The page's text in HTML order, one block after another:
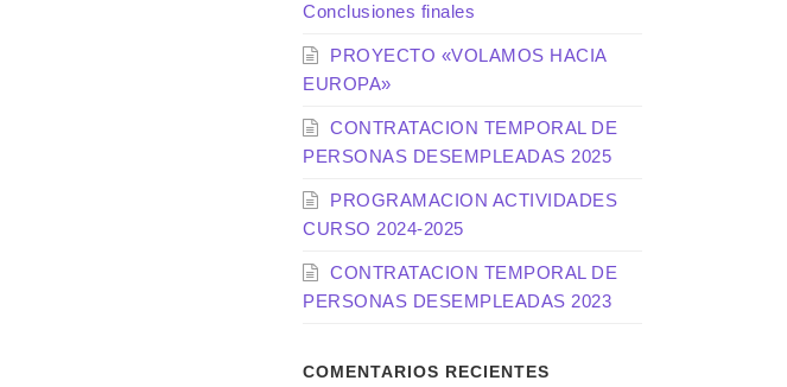
Conclusiones finales
PROYECTO «VOLAMOS HACIA
EUROPA»
CONTRATACION TEMPORAL DE
PERSONAS DESEMPLEADAS 2025
PROGRAMACION ACTIVIDADES
CURSO 2024-2025
CONTRATACION TEMPORAL DE
PERSONAS DESEMPLEADAS 2023
COMENTARIOS RECIENTES